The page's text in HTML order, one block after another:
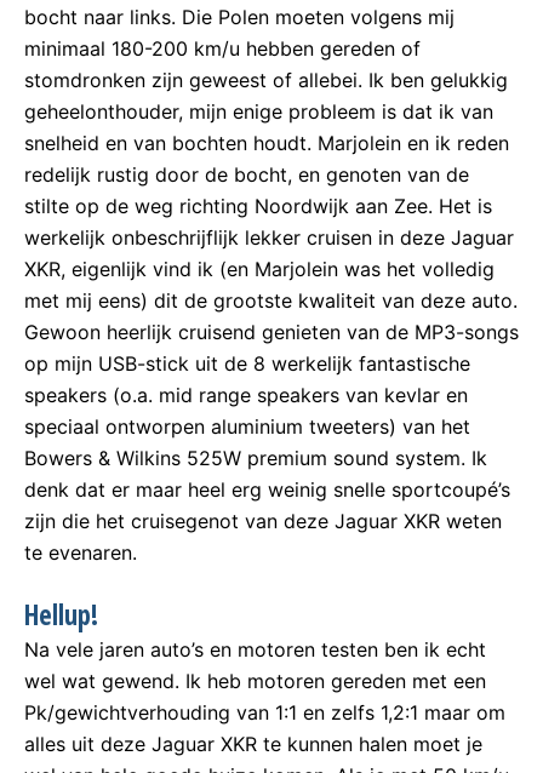
bocht naar links. Die Polen moeten volgens mij
minimaal 180-200 km/u hebben gereden of
stomdronken zijn geweest of allebei. Ik ben gelukkig
geheelonthouder, mijn enige probleem is dat ik van
snelheid en van bochten houdt. Marjolein en ik reden
redelijk rustig door de bocht, en genoten van de
stilte op de weg richting Noordwijk aan Zee. Het is
werkelijk onbeschrijflijk lekker cruisen in deze Jaguar
XKR, eigenlijk vind ik (en Marjolein was het volledig
met mij eens) dit de grootste kwaliteit van deze auto.
Gewoon heerlijk cruisend genieten van de MP3-songs
op mijn USB-stick uit de 8 werkelijk fantastische
speakers (o.a. mid range speakers van kevlar en
speciaal ontworpen aluminium tweeters) van het
Bowers & Wilkins 525W premium sound system. Ik
denk dat er maar heel erg weinig snelle sportcoupé’s
zijn die het cruisegenot van deze Jaguar XKR weten
te evenaren.
Hellup!
Na vele jaren auto’s en motoren testen ben ik echt
wel wat gewend. Ik heb motoren gereden met een
Pk/gewichtverhouding van 1:1 en zelfs 1,2:1 maar om
alles uit deze Jaguar XKR te kunnen halen moet je